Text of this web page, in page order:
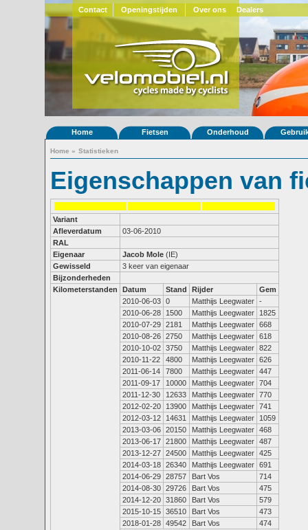
Contact Openingstijden Over ons Dealers
Home Fietsen Onderhoud
Home » Statistieken
Eigenschappen van
Variant
Afleverdatum
03-06-2010
RAL
Eigenaar
Jacob Mole (IE)
Gewisseld
3 keer van eigenaar
Bijzonderheden
Kilometerstanden
Datum Stand Rijder
Gem
2010-06-03 0 Matthijs Leegwater -
2010-06-28
1500 Matthijs Leegwater
1825
2010-07-29 2181 Matthijs Leegwater 668
2010-08-26 2750 Matthijs Leegwater 618
2010-10-02 3750 Matthijs Leegwater 822
2010-11-22
4800 Matthijs Leegwater 626
2011-06-14
7800 Matthijs Leegwater 447
2011-09-17
10000 Matthijs Leegwater 704
2011-12-30
12633 Matthijs Leegwater 770
2012-02-20
13900 Matthijs Leegwater 741
2012-03-12
14631 Matthijs Leegwater
1059
2013-03-06 20150 Matthijs Leegwater 468
2013-06-17 21800 Matthijs Leegwater 487
2013-12-27 24500 Matthijs Leegwater 425
2014-03-18 26340 Matthijs Leegwater 691
2014-06-29 28757 Bart Vos
714
2014-08-30 29726 Bart Vos
475
2014-12-20 31860 Bart Vos
579
2015-10-15 36510 Bart Vos
473
2018-01-28 49542 Bart Vos
474